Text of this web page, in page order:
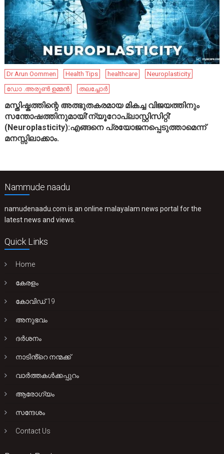
Dr Arun Oommen Health Tips healthcare
Neuroplasticity
ഡോ .അരുൺ ഉമ്മൻ
തലച്ചോർ
മസ്തിഷ്കത്തിന്റെ അത്ഭുതകരമായ മികച്ച വിജയത്തിനും
സന്തോഷത്തിനുമായി’ന്യൂറോപ്ലാസ്റ്റിസിറ്റി’
(Neuroplasticity):എങ്ങനെ പ്രയോജനപ്പെടുത്താമെന്ന്
മനസ്സിലാക്കാം.
Nammude naadu
namudenaadu.com is an online malayalam news portal for the
latest news and views.
Quick Links
Home
കേരളം
കോവിഡ് 19
അനുഭവം
ദർശനം
നാടിൻ്റെ നന്മക്ക്
വാർത്തകൾക്കപ്പുറം
ആരോഗ്യം
സന്ദേശം
Contact Us